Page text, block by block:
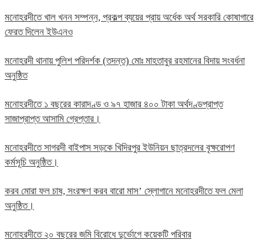
মনোহরদীতে খাল খনন সম্পন্ন, প্রকল্প ব্যয়ের প্রায় অর্ধেক অর্থ সরকারি কোষাগারে
ফেরত দিলেন ইউএনও
মনোহরদী থানায় পুলিশ পরিদর্শক (তদন্ত) মোঃ মাহতাবুর রহমানের বিদায় সংবর্ধনা
অনুষ্ঠিত
মনোহরদীতে ১ বছরের কারাদণ্ড ও ৯৭ হাজার ৪০০ টাকা অর্থদণ্ডপ্রাপ্ত
সাজাপ্রাপ্ত আসামি গ্রেপ্তার।
মনোহরদীতে সাগরদী বাইপাস সড়কে খিদিরপুর ইউনিয়ন ছাত্রদলের বৃক্ষরোপণ
কর্মসূচি অনুষ্ঠিত।
করব মোরা ফল চাষ, সংরক্ষণ করব বারো মাস’ স্লোগানে মনোহরদীতে ফল মেলা
অনুষ্ঠিত।
মনোহরদীতে ২০ বছরের জমি বিরোধে দুর্ভোগে কয়েকটি পরিবার